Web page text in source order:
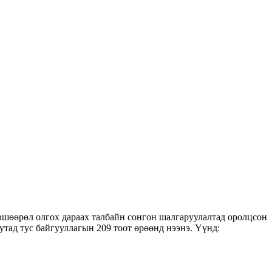
олгох дараах талбайн сонгон шалгаруулалтад оролцсон
тус байгууллагын 209 тоот өрөөнд нээнэ. Үүнд: